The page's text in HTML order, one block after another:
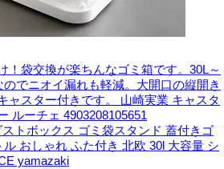
！袋交換が楽ちんなゴミ箱です。30L～
でニオイ漏れも軽減。大開口の縦開き
ャスター付きです。
山崎実業 キャスタ
ルーチェ 4903208105651
トボックス ゴミ袋スタンド 蓋付きゴ
おしゃれ ふた付き 北欧 30l 大容量 シ
yamazaki